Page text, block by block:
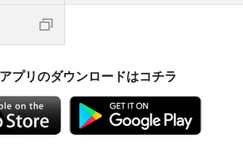
プリのダウンロードはコチラ